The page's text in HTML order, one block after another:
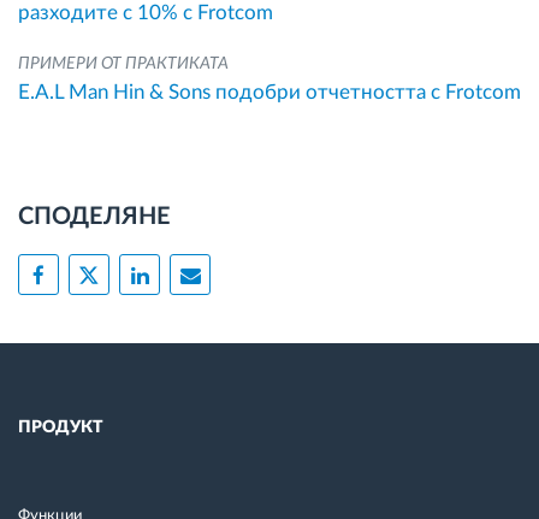
разходите с 10% с Frotcom
ПРИМЕРИ ОТ ПРАКТИКАТА
E.A.L Man Hin & Sons подобри отчетността с Frotcom
СПОДЕЛЯНЕ
ПРОДУКТ
Функции